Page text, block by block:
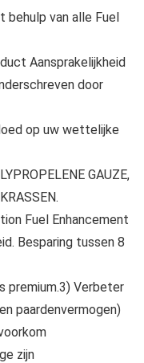
behulp van alle Fuel
Aansprakelijkheid
door
op uw wettelijke
GAUZE,
Fuel Enhancement
Besparing tussen 8
premium.3) Verbeter
paardenvermogen)
zijn